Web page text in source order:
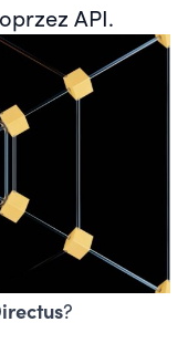
API.
?